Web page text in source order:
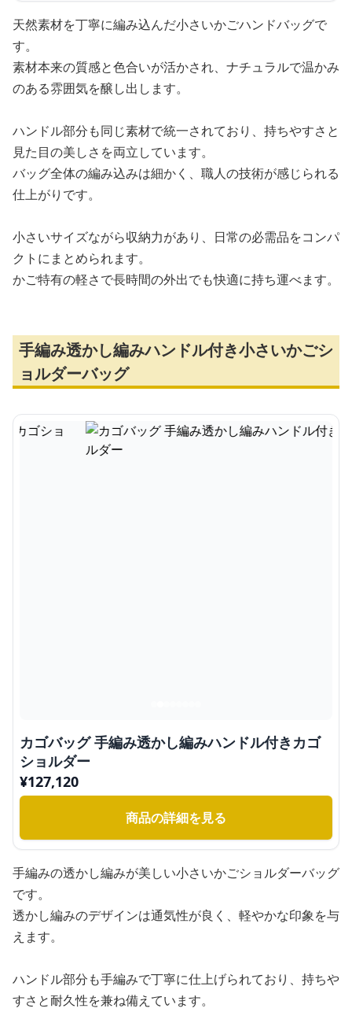
天然素材を丁寧に編み込んだ小さいかごハンドバッグで
す。
素材本来の質感と色合いが活かされ、ナチュラルで温かみ
のある雰囲気を醸し出します。
ハンドル部分も同じ素材で統一されており、持ちやすさと
見た目の美しさを両立しています。
バッグ全体の編み込みは細かく、職人の技術が感じられる
仕上がりです。
小さいサイズながら収納力があり、日常の必需品をコンパ
クトにまとめられます。
かご特有の軽さで長時間の外出でも快適に持ち運べます。
手編み透かし編みハンドル付き小さいかごシ
ョルダーバッグ
カゴバッグ 手編み透かし編みハンドル付きカゴ
ショルダー
¥127,120
商品の詳細を見る
手編みの透かし編みが美しい小さいかごショルダーバッグ
です。
透かし編みのデザインは通気性が良く、軽やかな印象を与
えます。
ハンドル部分も手編みで丁寧に仕上げられており、持ちや
すさと耐久性を兼ね備えています。